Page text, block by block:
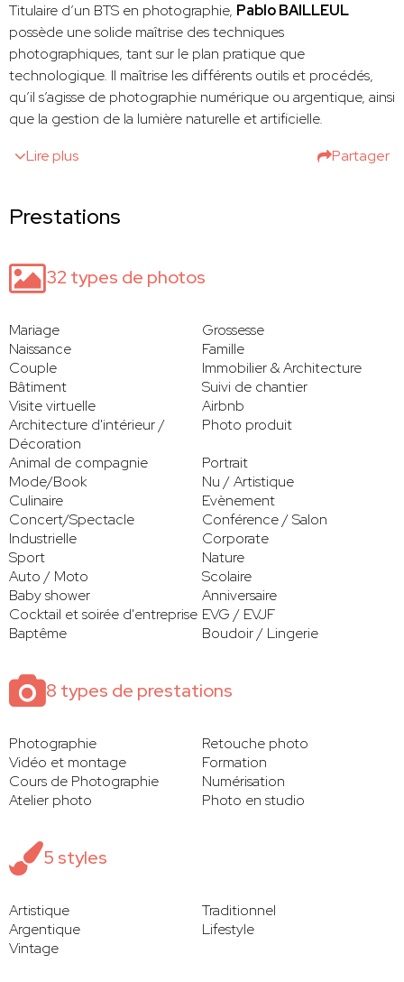
Titulaire d’un BTS en photographie, Pablo BAILLEUL
possède une solide maîtrise des techniques
photographiques, tant sur le plan pratique que
technologique. Il maîtrise les différents outils et procédés,
qu’il s’agisse de photographie numérique ou argentique, ainsi
que la gestion de la lumière naturelle et artificielle.
Lire plus
Partager
Prestations
32 types de photos
Mariage
Grossesse
Naissance
Famille
Couple
Immobilier & Architecture
Bâtiment
Suivi de chantier
Visite virtuelle
Airbnb
Architecture d'intérieur /
Décoration
Photo produit
Animal de compagnie
Portrait
Mode/Book
Nu / Artistique
Culinaire
Evènement
Concert/Spectacle
Conférence / Salon
Industrielle
Corporate
Sport
Nature
Auto / Moto
Scolaire
Baby shower
Anniversaire
Cocktail et soirée d'entreprise EVG / EVJF
Baptême
Boudoir / Lingerie
8 types de prestations
Photographie
Retouche photo
Vidéo et montage
Formation
Cours de Photographie
Numérisation
Atelier photo
Photo en studio
5 styles
Artistique
Traditionnel
Argentique
Lifestyle
Vintage